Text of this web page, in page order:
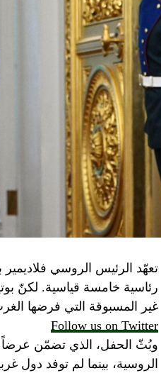
تعهّد الرئيس الروسي فلاديمير
رئاسية خامسة قياسية. لكنّ
غير المسبوقة التي فرضها
Follow us on Twitter
وبُثّ الحفل، الذي تضمّن عرضاً
الروسية، بينما لم توفد دول